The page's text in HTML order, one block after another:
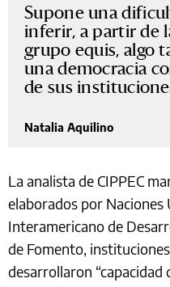
Supone una
inferir, a partir de
grupo equis, algo
una democracia
de sus
Natalia Aquilino
La analista de CIPPEC
elaborados por Naciones
Interamericano de
de Fomento,
desarrollaron “capacidad